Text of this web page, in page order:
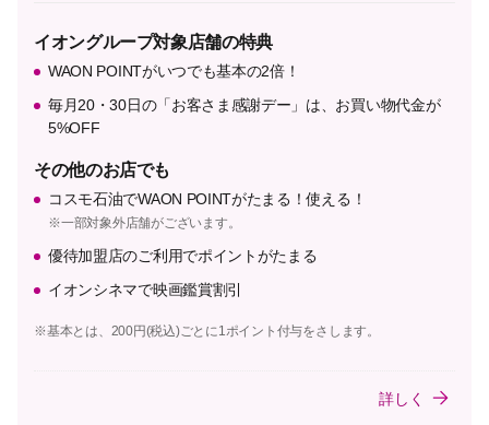
イオングループ対象店舗の特典
WAON POINTがいつでも基本の2倍！
毎月20・30日の「お客さま感謝デー」は、お買い物代金が
5%OFF
その他のお店でも
コスモ石油でWAON POINTがたまる！使える！
※一部対象外店舗がございます。
優待加盟店のご利用でポイントがたまる
イオンシネマで映画鑑賞割引
※基本とは、200円(税込)ごとに1ポイント付与をさします。
詳しく